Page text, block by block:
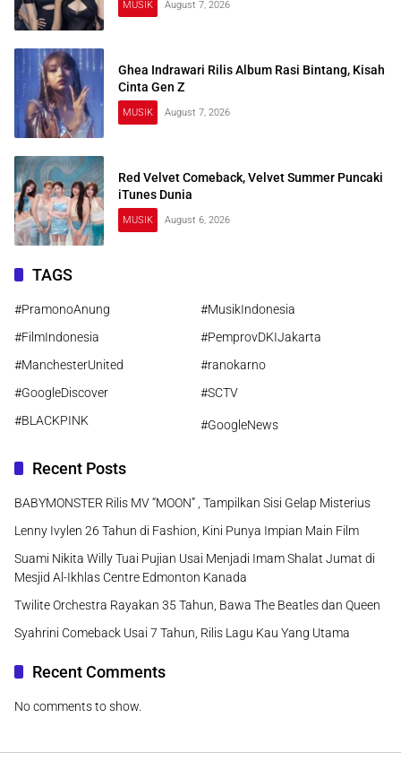
MUSIK August 7, 2026
Ghea Indrawari Rilis Album Rasi Bintang, Kisah
Cinta Gen Z
MUSIK August 7, 2026
Red Velvet Comeback, Velvet Summer Puncaki
iTunes Dunia
MUSIK August 6, 2026
TAGS
#PramonoAnung
#MusikIndonesia
#FilmIndonesia
#PemprovDKIJakarta
#ManchesterUnited
#ranokarno
#GoogleDiscover
#SCTV
#BLACKPINK
#GoogleNews
Recent Posts
BABYMONSTER Rilis MV “MOON” , Tampilkan Sisi Gelap Misterius
Lenny Ivylen 26 Tahun di Fashion, Kini Punya Impian Main Film
Suami Nikita Willy Tuai Pujian Usai Menjadi Imam Shalat Jumat di
Mesjid Al-Ikhlas Centre Edmonton Kanada
Twilite Orchestra Rayakan 35 Tahun, Bawa The Beatles dan Queen
Syahrini Comeback Usai 7 Tahun, Rilis Lagu Kau Yang Utama
Recent Comments
No comments to show.